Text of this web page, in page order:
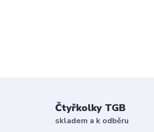
Čtyřkolky TGB
skladem a k odběru